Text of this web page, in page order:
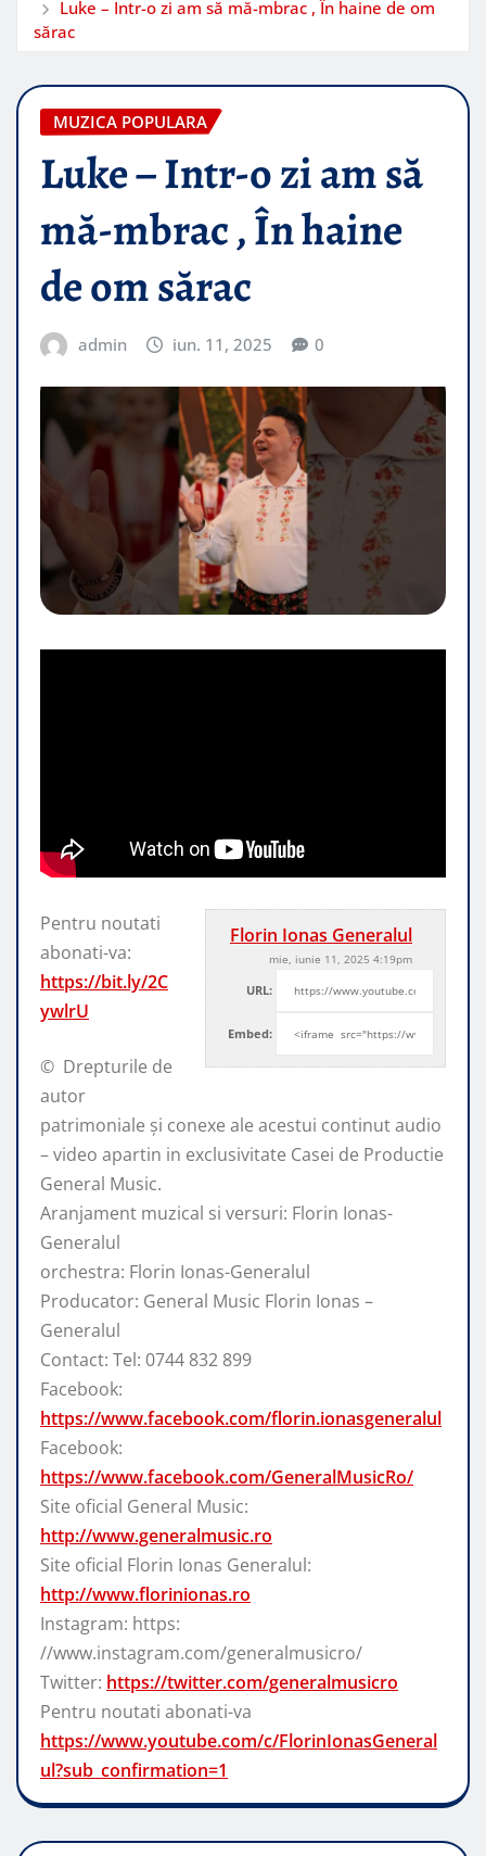
Luke – Intr-o zi am să mă-mbrac , În haine de om
sărac
MUZICA POPULARA
Luke – Intr-o zi am să
mă-mbrac , În haine
de om sărac
admin iun. 11, 2025 0
Florin Ionas Generalul
mie, iunie 11, 2025 4:19pm
URL:
Embed:
Pentru noutati
abonati-va:
https://bit.ly/2C
ywlrU
© ️ Drepturile de
autor
patrimoniale și conexe ale acestui continut audio
–video apartin in exclusivitate Casei de Productie
General Music.
Aranjament muzical si versuri: Florin Ionas-
Generalul
orchestra: Florin Ionas-Generalul
Producator: General Music Florin Ionas –
Generalul
Contact: Tel: 0744 832 899
Facebook:
https://www.facebook.com/florin.ionasgeneralul
Facebook:
https://www.facebook.com/GeneralMusicRo/
Site oficial General Music:
http://www.generalmusic.ro
Site oficial Florin Ionas Generalul:
http://www.florinionas.ro
Instagram: https:
//www.instagram.com/generalmusicro/
Twitter: https://twitter.com/generalmusicro
Pentru noutati abonati-va
https://www.youtube.com/c/FlorinIonasGeneral
ul?sub_confirmation=1